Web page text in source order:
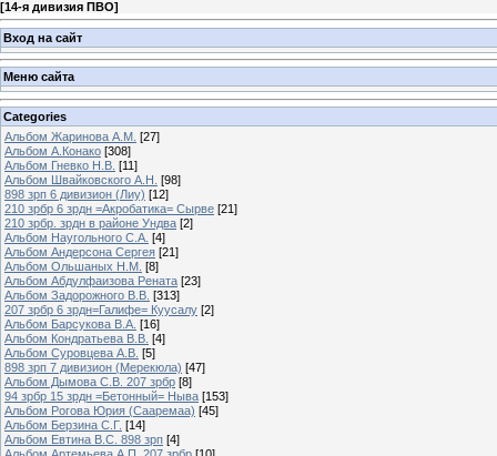
[14-я дивизия ПВО]
Вход на сайт
Меню сайта
Categories
Альбом Жаринова А.М. [27]
Альбом А.Конако [308]
Альбом Гневко Н.В. [11]
Альбом Швайковского А.Н. [98]
898 зрп 6 дивизион (Лиу) [12]
210 зрбр 6 зрдн =Акробатика= Сырве [21]
210 зрбр. зрдн в районе Ундва [2]
Альбом Наугольного С.А. [4]
Альбом Андерсона Сергея [21]
Альбом Ольшаных Н.М. [8]
Альбом Абдулфаизова Рената [23]
Альбом Задорожного В.В. [313]
207 зрбр 6 зрдн=Галифе= Куусалу [2]
Альбом Барсукова В.А. [16]
Альбом Кондратьева В.В. [4]
Альбом Суровцева А.В. [5]
898 зрп 7 дивизион (Мерекюла) [47]
Альбом Дымова С.В. 207 зрбр [8]
94 зрбр 15 зрдн =Бетонный= Ныва [153]
Альбом Рогова Юрия (Сааремаа) [45]
Альбом Берзина С.Г. [14]
Альбом Евтина В.С. 898 зрп [4]